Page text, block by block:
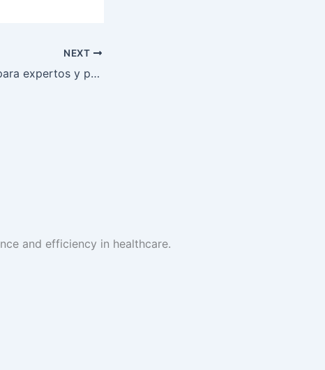
NEXT
juego penaltis para expertos y principiantes con soporte rápido y amable
and efficiency in healthcare.